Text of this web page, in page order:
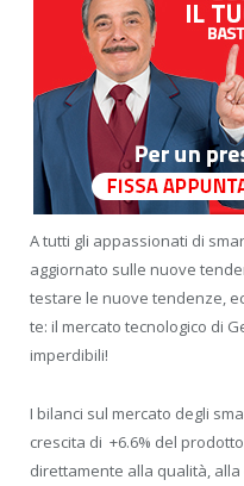
A tutti gli appassionati di
aggiornato sulle nuove
testare le nuove tendenze,
te: il mercato tecnologico di
imperdibili!
I bilanci sul mercato degli
crescita di +6.6% del
direttamente alla qualità,